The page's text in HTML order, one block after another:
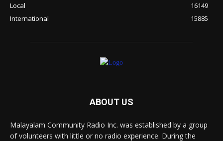
Local
16149
International
15885
ABOUT US
Malayalam Community Radio Inc. was established by a group
of volunteers with little or no radio experience. During the